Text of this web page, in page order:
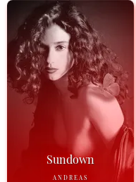
Sundown
ANDREAS